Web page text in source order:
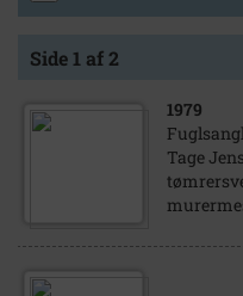
Side 1 af 2
1979
Tage